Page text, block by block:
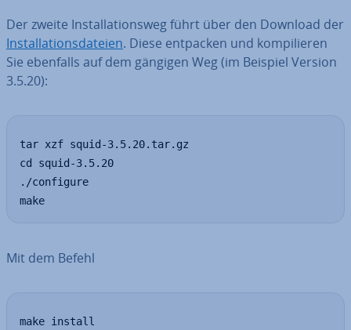
Der zweite In­stal­la­ti­ons­weg führt über den Download der
In­stal­la­ti­ons­da­tei­en. Diese entpacken und kom­pi­lie­ren
Sie ebenfalls auf dem gängigen Weg (im Beispiel Version
3.5.20):
tar xzf squid-3.5.20.tar.gz
cd squid-3.5.20
./configure
make
Mit dem Befehl
make install